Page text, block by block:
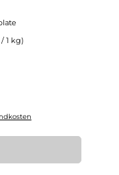
/ 1 kg)